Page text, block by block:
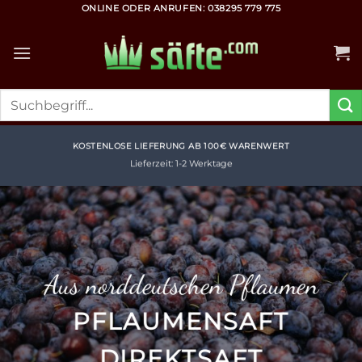
springen
ONLINE ODER ANRUFEN: 038295 779 775
Suchen
KOSTENLOSE LIEFERUNG AB 100€ WARENWERT
Lieferzeit: 1-2 Werktage
Aus norddeutschen Pflaumen
PFLAUMENSAFT
Richtig scharfes Zeug
Reich an wertvollen